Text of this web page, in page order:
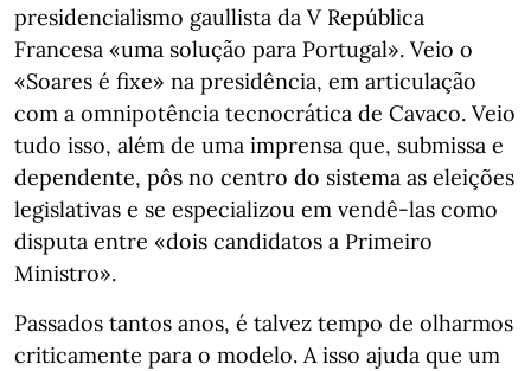
presidencialismo gaullista da V República
Francesa «uma solução para Portugal». Veio o
«Soares é fixe» na presidência, em articulação
com a omnipotência tecnocrática de Cavaco. Veio
tudo isso, além de uma imprensa que, submissa e
dependente, pôs no centro do sistema as eleições
legislativas e se especializou em vendê-las como
disputa entre «dois candidatos a Primeiro
Ministro».
Passados tantos anos, é talvez tempo de olharmos
criticamente para o modelo. A isso ajuda que um